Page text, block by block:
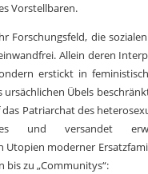
Vorstellbaren.
Forschungsfeld, die
Allein deren
erstickt in
Übels
Patriarchat des
und versandet
Utopien moderner
bis zu „Communitys“: